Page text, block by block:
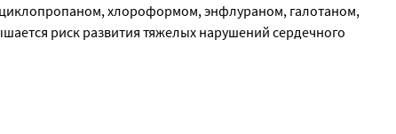
хлороформом, энфлураном, галотаном,
риск развития тяжелых нарушений сердечного